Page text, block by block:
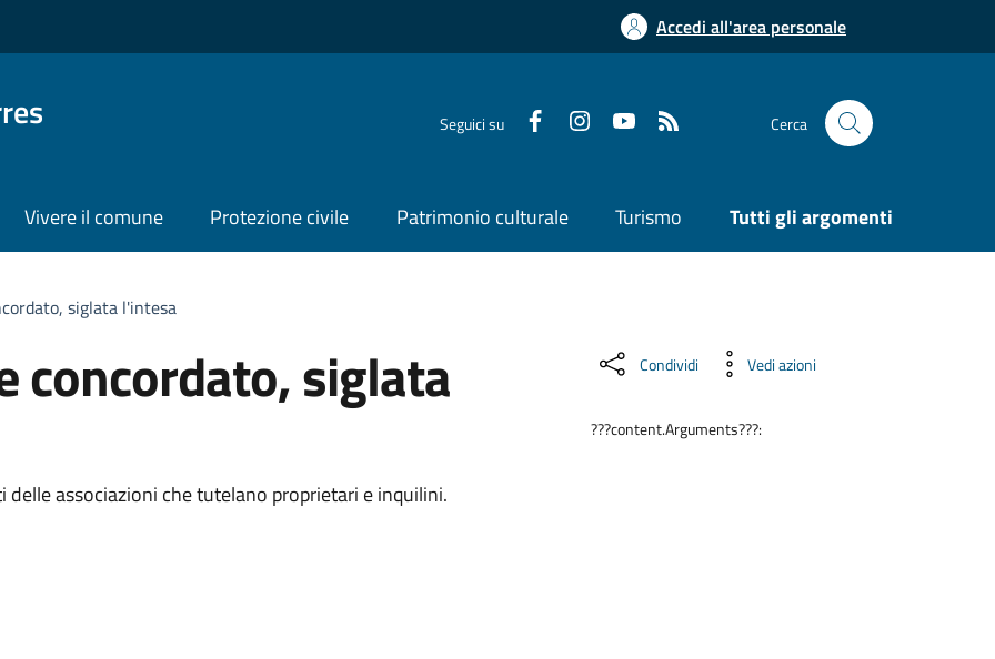
Accedi all'area personale
Seguici su Cerca
Vivere il comune Protezione civile Patrimonio culturale Turismo Tutti gli argomenti
siglata l'intesa
concordato, siglata
associazioni che tutelano proprietari e inquilini.
Condividi Vedi azioni
???content.Arguments???: